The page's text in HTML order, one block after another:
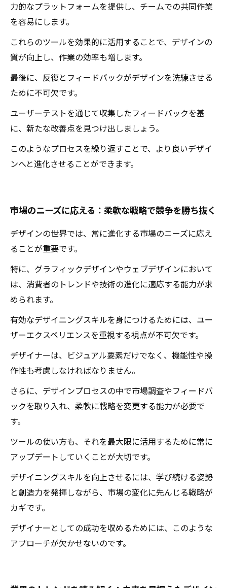
力的なプラットフォームを提供し、チームでの共同作業
を容易にします。
これらのツールを効果的に活用することで、デザインの
質が向上し、作業の効率も増します。
最後に、反復とフィードバックがデザインを洗練させる
ために不可欠です。
ユーザーテストを通じて収集したフィードバックを基
に、新たな改善点を見つけ出しましょう。
このようなプロセスを繰り返すことで、より良いデザイ
ンへと進化させることができます。
市場のニーズに応える：柔軟な戦略で競争を勝ち抜く
デザインの世界では、常に進化する市場のニーズに応え
ることが重要です。
特に、グラフィックデザインやウェブデザインにおいて
は、消費者のトレンドや技術の進化に適応する能力が求
められます。
有効なデザイニングスキルを身につけるためには、ユー
ザーエクスペリエンスを重視する視点が不可欠です。
デザイナーは、ビジュアル要素だけでなく、機能性や操
作性も考慮しなければなりません。
さらに、デザインプロセスの中で市場調査やフィードバ
ックを取り入れ、柔軟に戦略を変更する能力が必要で
す。
ツールの使い方も、それを最大限に活用するために常に
アップデートしていくことが大切です。
デザイニングスキルを向上させるには、学び続ける姿勢
と創造力を発揮しながら、市場の変化に先んじる戦略が
カギです。
デザイナーとしての成功を収めるためには、このような
アプローチが欠かせないのです。